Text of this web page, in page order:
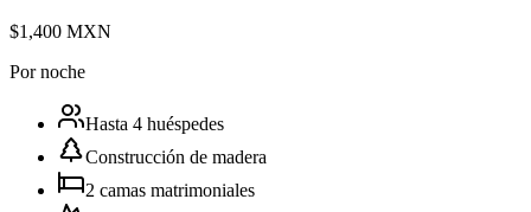
$1,400 MXN
Por noche
Hasta 4 huéspedes
Construcción de madera
2 camas matrimoniales